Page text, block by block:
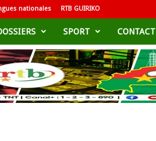
nationales RTB GUIRIKO
SPORT CONTACT